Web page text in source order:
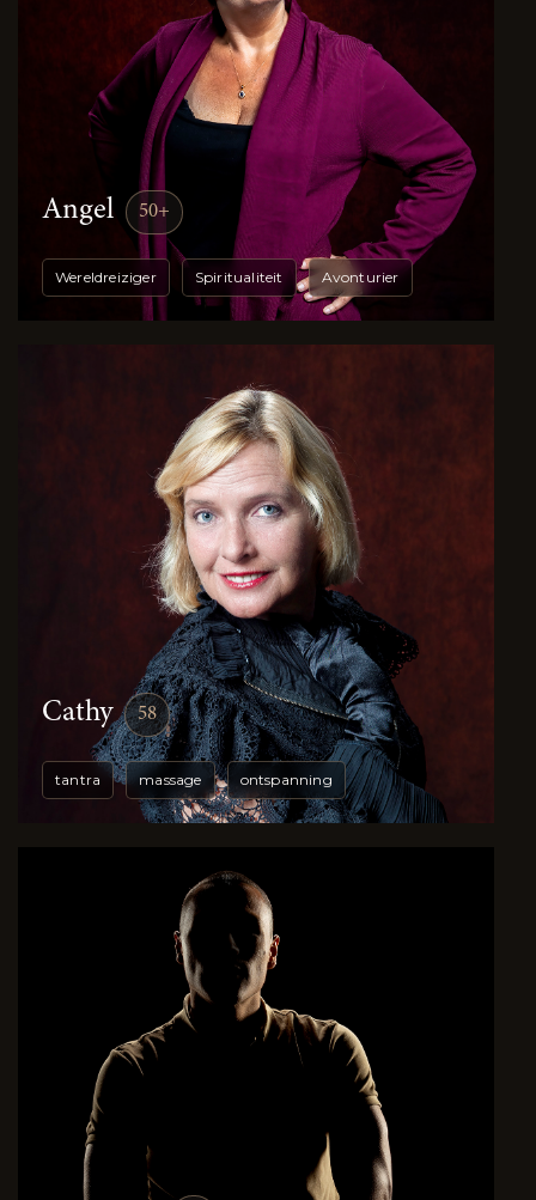
Angel 50+
Wereldreiziger Spiritualiteit Avonturier
Cathy 58
tantra massage ontspanning